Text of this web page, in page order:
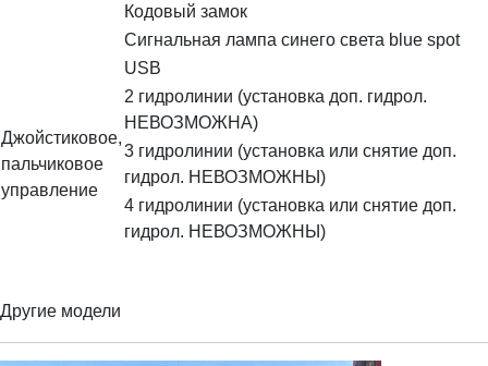
Кодовый замок
Сигнальная лампа синего света blue spot
USB
Джойстиковое,
пальчиковое
управление
2 гидролинии (установка доп. гидрол.
НЕВОЗМОЖНА)
3 гидролинии (установка или снятие доп.
гидрол. НЕВОЗМОЖНЫ)
4 гидролинии (установка или снятие доп.
гидрол. НЕВОЗМОЖНЫ)
Другие модели